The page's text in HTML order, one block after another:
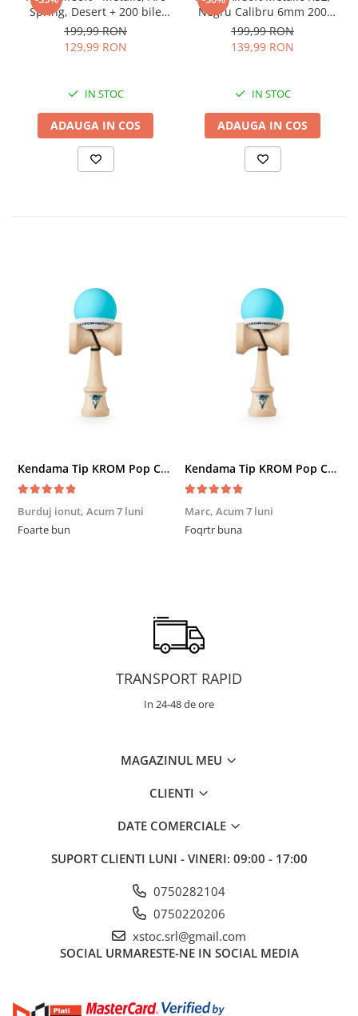
Spring, Desert + 200 bile
Profesionale 0.20, K33
199,99 RON
129,99 RON
IN STOC
ADAUGA IN COS
Negru Calibru 6mm 200
Bile Profesionale
199,99 RON
139,99 RON
IN STOC
ADAUGA IN COS
Kendama Tip KROM Pop Chrome Pop LOL Clear, Sky Blue
Burduj ionut, Acum 7 luni
Foarte bun
Kendama Tip KROM Pop Chrome Pop LOL Clear, Sky Blue
Marc, Acum 7 luni
Foqrtr buna
TRANSPORT RAPID
In 24-48 de ore
MAGAZINUL MEU
CLIENTI
DATE COMERCIALE
SUPORT CLIENTI LUNI - VINERI: 09:00 - 17:00
0750282104
0750220206
xstoc.srl@gmail.com
SOCIAL URMARESTE-NE IN SOCIAL MEDIA